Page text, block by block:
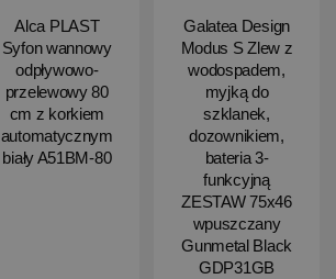
Alca PLAST
Syfon wannowy
odpływowo-
przelewowy 80
cm z korkiem
automatycznym
biały A51BM-80
Galatea Design
Modus S Zlew z
wodospadem,
myjką do
szklanek,
dozownikiem,
bateria 3-
funkcyjną
ZESTAW 75x46
wpuszczany
Gunmetal Black
GDP31GB